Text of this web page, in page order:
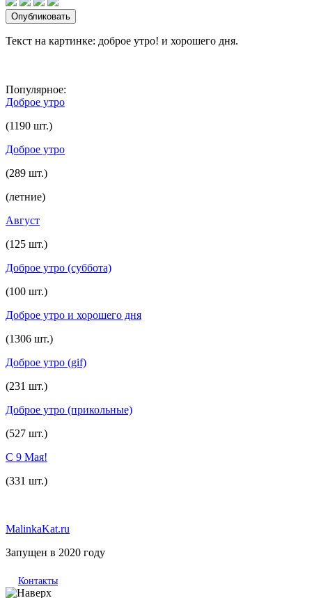
Текст на картинке: доброе утро! и хорошего дня.
Популярное:
Доброе утро
(1190 шт.)
Доброе утро
(289 шт.)
(летние)
Август
(125 шт.)
Доброе утро (суббота)
(100 шт.)
Доброе утро и хорошего дня
(1306 шт.)
Доброе утро (gif)
(231 шт.)
Доброе утро (прикольные)
(527 шт.)
С 9 Мая!
(331 шт.)
MalinkaKat.ru
Запущен в 2020 году
Контакты